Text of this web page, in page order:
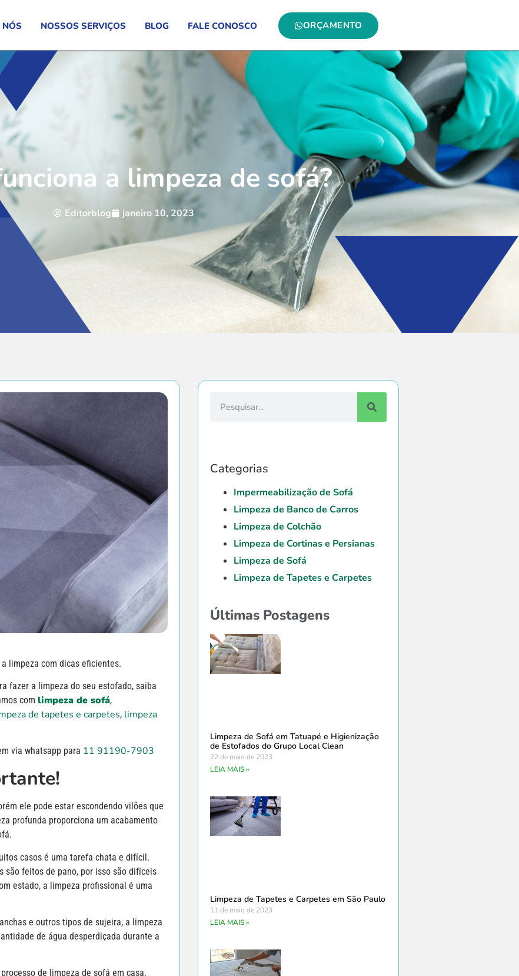
NÓS NOSSOS SERVIÇOS BLOG FALE CONOSCO ORÇAMENTO
a limpeza de sofá?
Editorblog janeiro 10, 2023
limpeza com dicas eficientes.
fazer a limpeza do seu estofado, saiba
com limpeza de sofá,
de tapetes e carpetes, limpeza
via whatsapp para 11 91190-7903
ele pode estar escondendo vilões que
profunda proporciona um acabamento
casos é uma tarefa chata e difícil.
são feitos de pano, por isso são difíceis
estado, a limpeza profissional é uma
e outros tipos de sujeira, a limpeza
de água desperdiçada durante a
de limpeza de sofá em casa.
Categorias
Impermeabilização de Sofá
Limpeza de Banco de Carros
Limpeza de Colchão
Limpeza de Cortinas e Persianas
Limpeza de Sofá
Limpeza de Tapetes e Carpetes
Últimas Postagens
Limpeza de Sofá em Tatuapé e Higienização
de Estofados do Grupo Local Clean
22 de maio de 2023
LEIA MAIS »
Limpeza de Tapetes e Carpetes em São Paulo
11 de maio de 2023
LEIA MAIS »